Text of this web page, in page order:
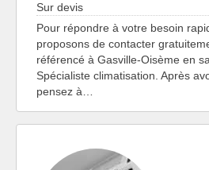
Sur devis
Pour répondre à votre besoin
proposons de contacter
référencé à Gasville-Oisème en
Spécialiste climatisation. Après
pensez à…